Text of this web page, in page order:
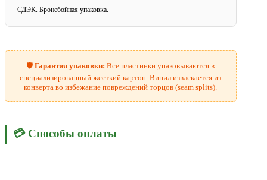
СДЭК. Бронебойная упаковка.
🛡️Гарантия упаковки: Все пластинки упаковываются в
специализированный жесткий картон. Винил извлекается из
конверта во избежание повреждений торцов (seam splits).
💳 Способы оплаты